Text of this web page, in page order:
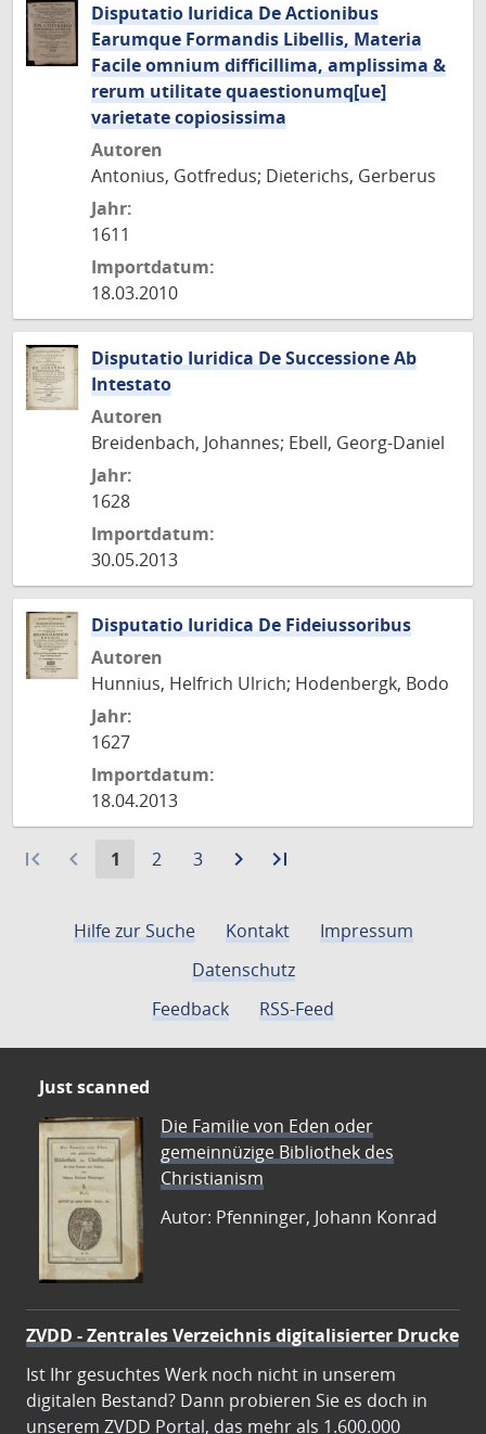
Disputatio Iuridica De Actionibus
Earumque Formandis Libellis, Materia
Facile omnium difficillima, amplissima &
rerum utilitate quaestionumq[ue]
varietate copiosissima
Autoren
Antonius, Gotfredus; Dieterichs, Gerberus
Jahr:
1611
Importdatum:
18.03.2010
Disputatio Iuridica De Successione Ab
Intestato
Autoren
Breidenbach, Johannes; Ebell, Georg-Daniel
Jahr:
1628
Importdatum:
30.05.2013
Disputatio Iuridica De Fideiussoribus
Autoren
Hunnius, Helfrich Ulrich; Hodenbergk, Bodo
Jahr:
1627
Importdatum:
18.04.2013
first_page navigate_before
Aktuelle
1
Gehe
2
Gehe
3 navigate_next
Zurlast_page
Hilfe zur Suche
Kontakt
Impressum
Datenschutz
Feedback
RSS-Feed
Just scanned
Die Familie von Eden oder
gemeinnüzige Bibliothek des
Christianism
Autor: Pfenninger, Johann Konrad
ZVDD - Zentrales Verzeichnis digitalisierter Drucke
Ist Ihr gesuchtes Werk noch nicht in unserem
digitalen Bestand? Dann probieren Sie es doch in
unserem ZVDD Portal, das mehr als 1.600.000